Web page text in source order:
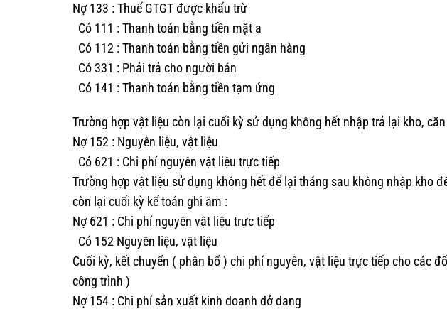
Nợ 133 : Thuế GTGT được khấu trừ
Có 111 : Thanh toán bằng tiền mặt a
Có 112 : Thanh toán bằng tiền gửi ngân hàng
Có 331 : Phải trả cho người bán
Có 141 : Thanh toán bằng tiền tạm ứng
Trường hợp vật liệu còn lại cuối kỳ sử dụng không hết nhập trả lại kho,
Nợ 152 : Nguyên liệu, vật liệu
Có 621 : Chi phí nguyên vật liệu trực tiếp
Trường hợp vật liệu sử dụng không hết để lại tháng sau không nhập kho
còn lại cuối kỳ kế toán ghi âm :
Nợ 621 : Chi phí nguyên vật liệu trực tiếp
Có 152 Nguyên liệu, vật liệu
Cuối kỳ, kết chuyển ( phân bổ ) chi phí nguyên, vật liệu trực tiếp cho các
công trình )
Nợ 154 : Chi phí sản xuất kinh doanh dở dang